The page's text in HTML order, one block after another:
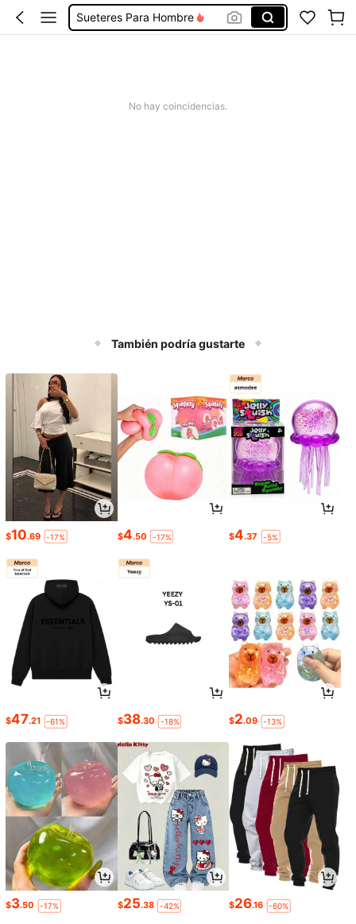
Sueteres Para Hombre
Sudaderas Para Hombre
No hay coincidencias.
También podría gustarte
$10.69 -17% $4.50 -17% $4.37 -5%
$47.21 -61% $38.30 -18% $2.09 -13%
$3.50 -17% $25.38 -42% $26.16 -60%